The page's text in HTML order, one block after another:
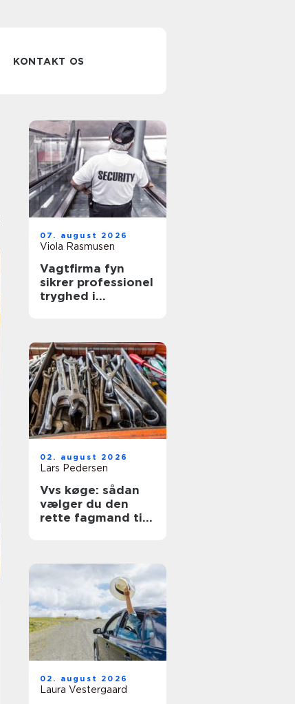
KONTAKT OS
07. august 2026
Viola Rasmusen
Vagtfirma fyn
sikrer professionel
tryghed i
02. august 2026
Lars Pedersen
Vvs køge: sådan
vælger du den
rette fagmand til
02. august 2026
Laura Vestergaard